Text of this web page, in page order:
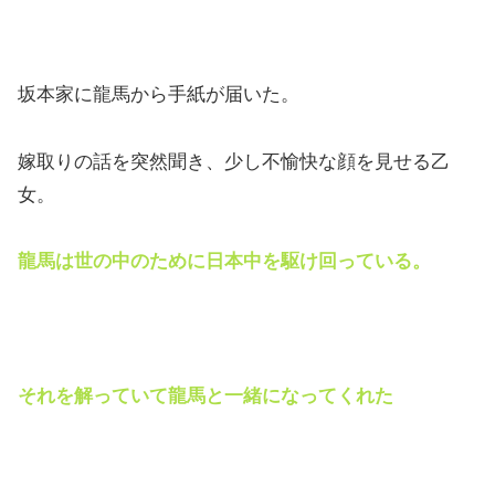
坂本家に龍馬から手紙が届いた。
嫁取りの話を突然聞き、少し不愉快な顔を見せる乙
女。
龍馬は世の中のために日本中を駆け回っている。
それを解っていて龍馬と一緒になってくれた